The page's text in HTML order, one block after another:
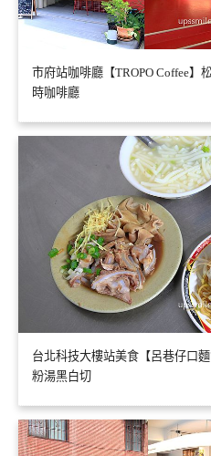
市府站咖啡廳【TROPO Coffee】
時咖啡廳
台北科技大樓站美食【呂巷仔口
粉湯黑白切